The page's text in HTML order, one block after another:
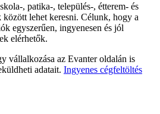
, patika-, település-, étterem- és
lehet keresni. Célunk, hogy a
egyszerűen, ingyenesen és jól
elérhetők.
vállalkozása az Evanter oldalán is
adatait. Ingyenes cégfeltöltés